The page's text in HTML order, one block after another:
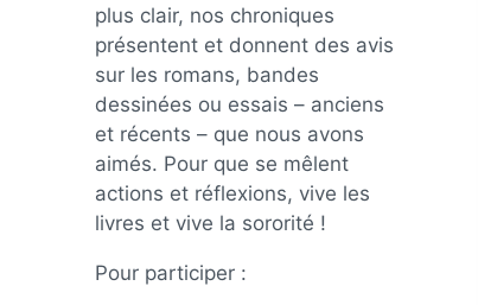
plus clair, nos chroniques
présentent et donnent des avis
sur les romans, bandes
dessinées ou essais – anciens
et récents – que nous avons
aimés. Pour que se mêlent
actions et réflexions, vive les
livres et vive la sororité !
Pour participer :